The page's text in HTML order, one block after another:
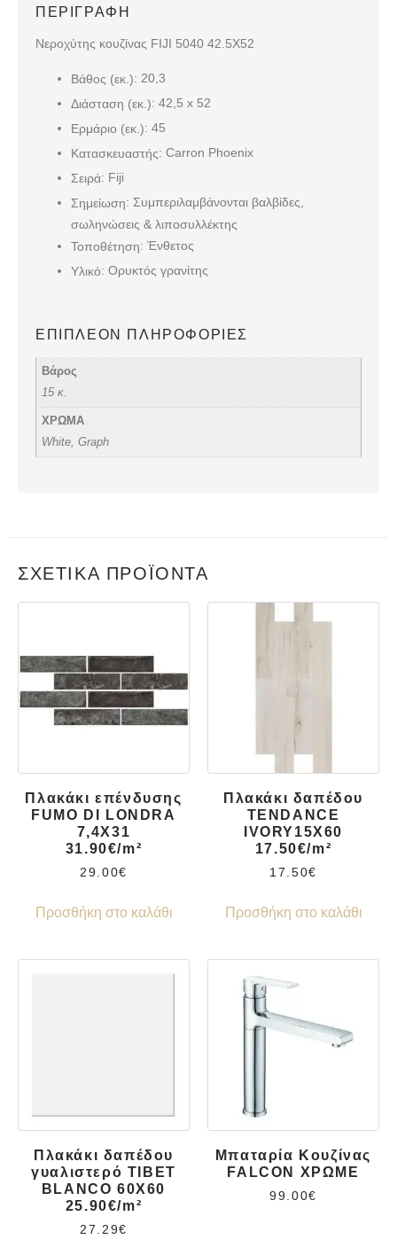
ΠΕΡΙΓΡΑΦΉ
Νεροχύτης κουζίνας FIJI 5040 42.5X52
Βάθος (εκ.): 20,3
Διάσταση (εκ.): 42,5 x 52
Ερμάριο (εκ.): 45
Κατασκευαστής: Carron Phoenix
Σειρά: Fiji
Σημείωση: Συμπεριλαμβάνονται βαλβίδες,
σωληνώσεις & λιποσυλλέκτης
Τοποθέτηση: Ένθετος
Υλικό: Ορυκτός γρανίτης
ΕΠΙΠΛΈΟΝ ΠΛΗΡΟΦΟΡΊΕΣ
Βάρος
15 κ.
ΧΡΩΜΑ
White, Graph
ΣΧΕΤΙΚΆ ΠΡΟΪΌΝΤΑ
Πλακάκι επένδυσης
FUMO DI LONDRA
7,4X31
31.90€/m²
29.00€
Προσθήκη στο καλάθι
Πλακάκι δαπέδου
TENDANCE
IVORY15X60
17.50€/m²
17.50€
Προσθήκη στο καλάθι
Πλακάκι δαπέδου
γυαλιστερό TIBET
BLANCO 60X60
25.90€/m²
27.29€
Μπαταρία Κουζίνας
FALCON ΧΡΩΜΕ
99.00€